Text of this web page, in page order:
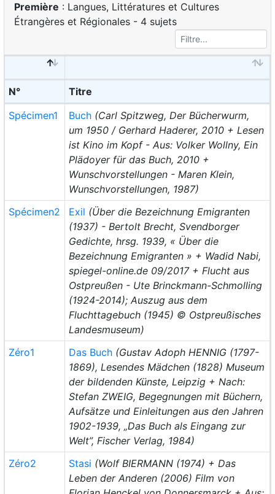
Première : Langues, Littératures et Cultures
Étrangères et Régionales - 4 sujets
N°
Titre
Spécimen1
Buch (Carl Spitzweg, Der Bücherwurm,
um 1950 / Gerhard Haderer, 2010 + Lesen
ist Kino im Kopf - Aus: Volker Wollny, Ein
Plädoyer für das Buch, 2010 +
Wunschvorstellungen - Maren Klein,
Wunschvorstellungen, 1987)
Spécimen2
Exil (Über die Bezeichnung Emigranten
(1937) - Bertolt Brecht, Svendborger
Gedichte, hrsg. 1939, « Über die
Bezeichnung Emigranten » + Wadid Nabi,
spiegel-online.de 09/2017 + Flucht aus
Ostpreußen - Ute Brinckmann-Schmolling
(1924-2014); Auszug aus dem
Fluchttagebuch (1945) © Ostpreußisches
Landesmuseum)
Zéro1
Das Buch (Gustav Adoph HENNIG (1797-
1869), Lesendes Mädchen (1828) Museum
der bildenden Künste, Leipzig + Nach:
Stefan ZWEIG, Begegnungen mit Büchern,
Aufsätze und Einleitungen aus den Jahren
1902-1939, „Das Buch als Eingang zur
Welt”, Fischer Verlag, 1984)
Zéro2
Stasi (Wolf BIERMANN (1974) + Das
Leben der Anderen (2006) Film von